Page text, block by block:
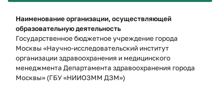
Наименование организации, осуществляющей
образовательную деятельность
Государственное бюджетное учреждение города
Москвы «Научно-исследовательский институт
организации здравоохранения и медицинского
менеджмента Департамента здравоохранения города
Москвы» (ГБУ «НИИОЗММ ДЗМ»)